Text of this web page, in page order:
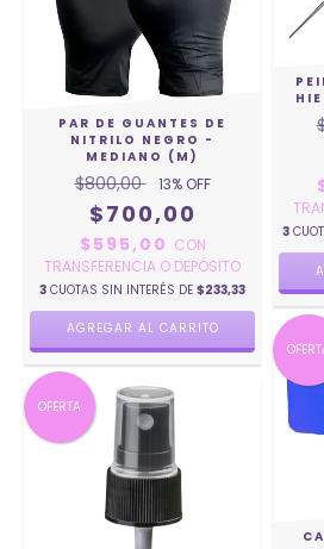
PAR DE GUANTES DE
NITRILO NEGRO -
MEDIANO (M)
$800,00 13% OFF
$700,00
$595,00 CON
TRANSFERENCIA O DEPÓSITO
3 CUOTAS SIN INTERÉS DE $233,33
3
OFERTA